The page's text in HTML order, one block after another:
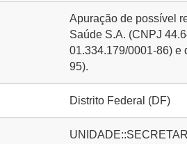
Apuração de possível
Saúde S.A. (CNPJ
01.334.179/0001-86) e
95).
Distrito Federal (DF)